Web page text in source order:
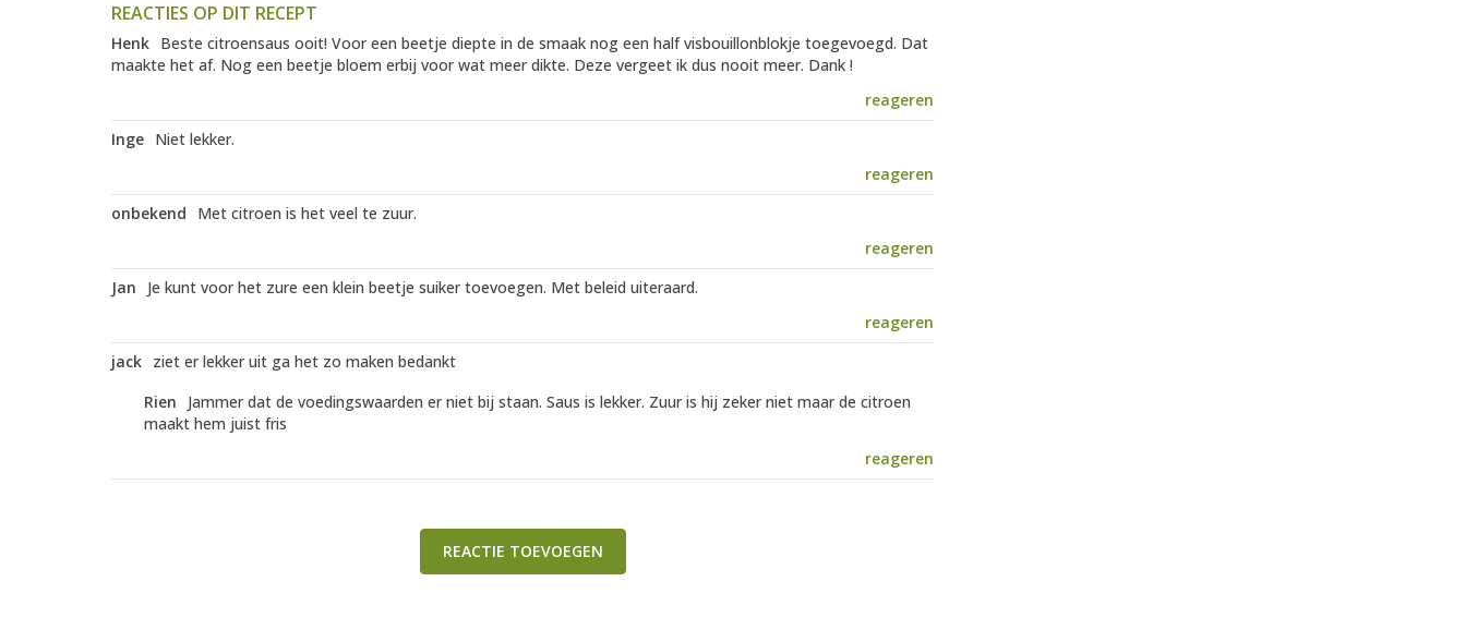
REACTIES OP DIT RECEPT
Henk Beste citroensaus ooit! Voor een beetje diepte in de smaak nog een half visbouillonblokje toegevoegd. Dat
maakte het af. Nog een beetje bloem erbij voor wat meer dikte. Deze vergeet ik dus nooit meer. Dank !
reageren
Inge Niet lekker.
reageren
onbekend
Met citroen is het veel te zuur.
reageren
Jan
Je kunt voor het zure een klein beetje suiker toevoegen. Met beleid uiteraard.
reageren
jack ziet er lekker uit ga het zo maken bedankt
Rien
Jammer dat de voedingswaarden er niet bij staan. Saus is lekker. Zuur is hij zeker niet maar de citroen
maakt hem juist fris
reageren
REACTIE TOEVOEGEN